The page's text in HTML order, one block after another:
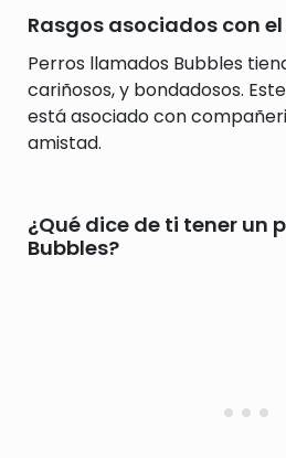
Rasgos asociados con
Perros llamados Bubbles
cariñosos, y bondadosos.
está asociado con
amistad.
¿Qué dice de ti tener un
Bubbles?